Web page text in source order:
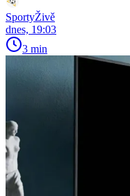
SportyŽivě
dnes, 19:03
3 min